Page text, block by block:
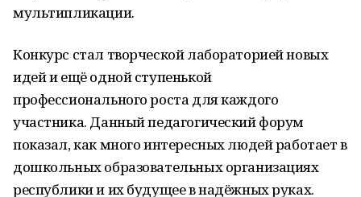
мультипликации.
Конкурс стал творческой лабораторией новых
идей и ещё одной ступенькой
профессионального роста для каждого
участника. Данный педагогический форум
показал, как много интересных людей работает в
дошкольных образовательных организациях
республики и их будущее в надёжных руках.